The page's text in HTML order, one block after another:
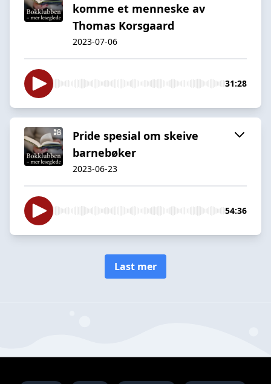
komme et menneske av
Thomas Korsgaard
2023-07-06
31:28
Pride spesial om skeive
barnebøker
2023-06-23
54:36
Last mer